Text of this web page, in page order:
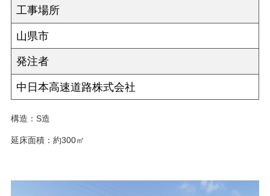
工事場所
山県市
発注者
中日本高速道路株式会社
構造：S造
延床面積：約300㎡